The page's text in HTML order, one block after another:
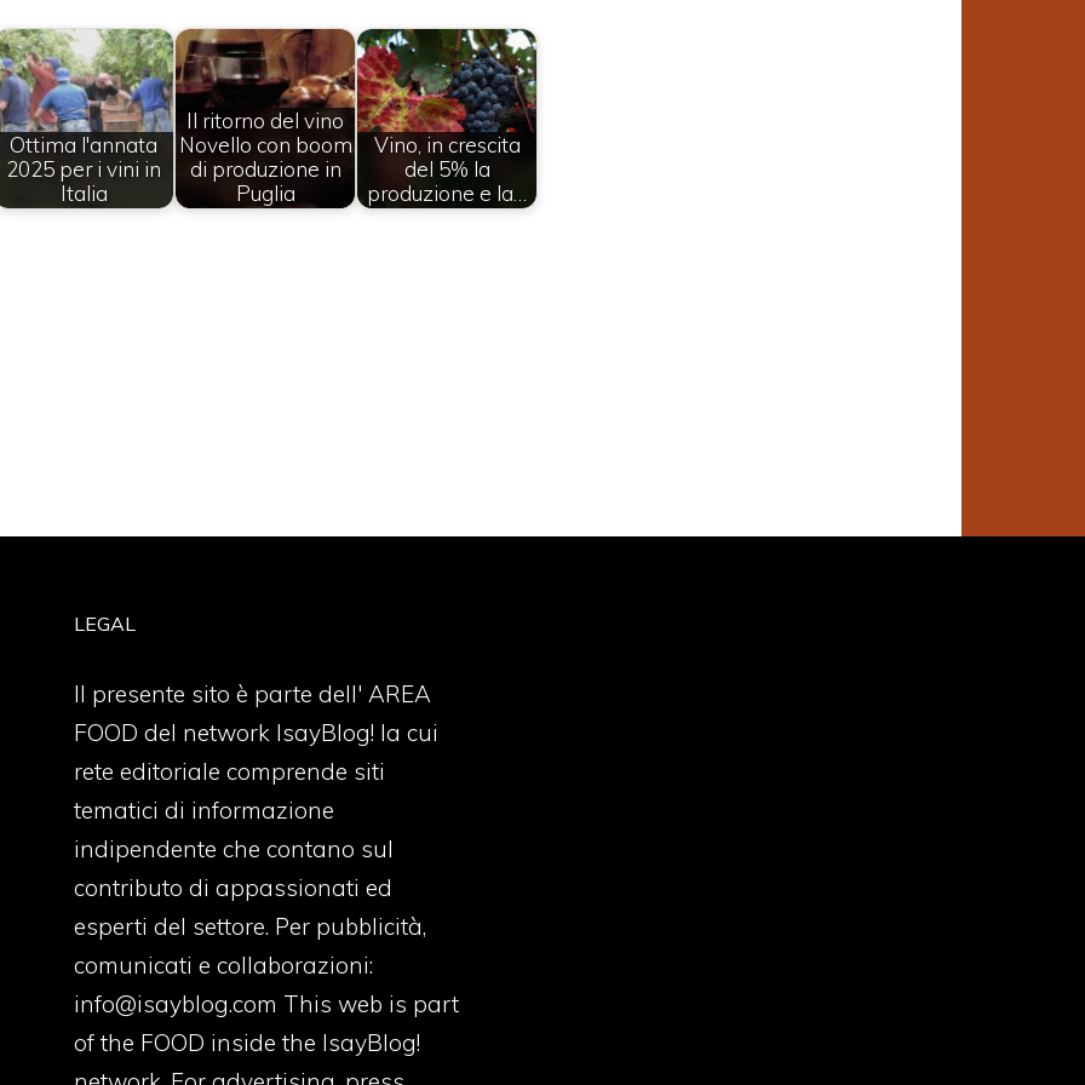
Ottima l'annata
2025 per i vini in
Italia
Il ritorno del vino
Novello con boom
di produzione in
Puglia
Vino, in crescita
del 5% la
produzione e la…
LEGAL
Il presente sito è parte dell' AREA
FOOD del network IsayBlog! la cui
rete editoriale comprende siti
tematici di informazione
indipendente che contano sul
contributo di appassionati ed
esperti del settore. Per pubblicità,
comunicati e collaborazioni:
info@isayblog.com This web is part
of the FOOD inside the IsayBlog!